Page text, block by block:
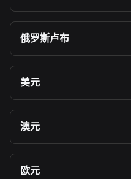
俄罗斯卢布
美元
澳元
欧元